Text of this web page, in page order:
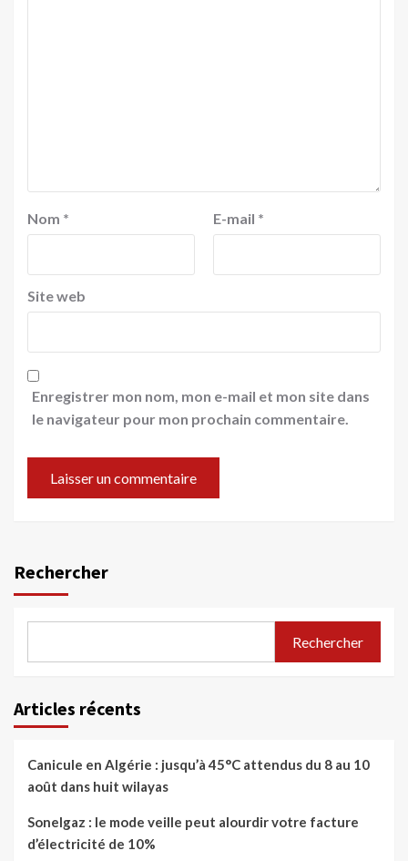
Nom * E-mail *
Site web
Enregistrer mon nom, mon e-mail et mon site dans
le navigateur pour mon prochain commentaire.
Rechercher
Rechercher
Articles récents
Canicule en Algérie : jusqu’à 45°C attendus du 8 au 10
août dans huit wilayas
Sonelgaz : le mode veille peut alourdir votre facture
d’électricité de 10%